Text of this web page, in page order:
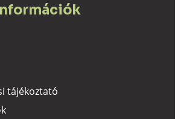
tájékoztató